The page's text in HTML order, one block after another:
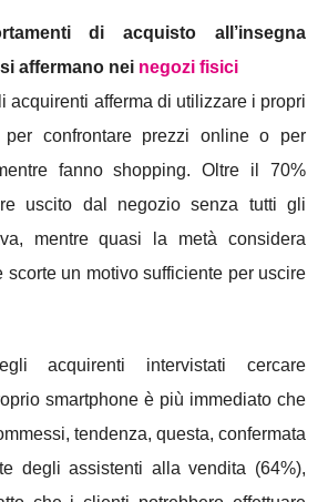
di acquisto all’insegna
affermano nei negozi fisici
acquirenti afferma di utilizzare i propri
per confrontare prezzi online o per
fanno shopping. Oltre il 70%
uscito dal negozio senza tutti gli
mentre quasi la metà considera
scorte un motivo sufficiente per uscire
acquirenti intervistati cercare
smartphone è più immediato che
tendenza, questa, confermata
degli assistenti alla vendita (64%),